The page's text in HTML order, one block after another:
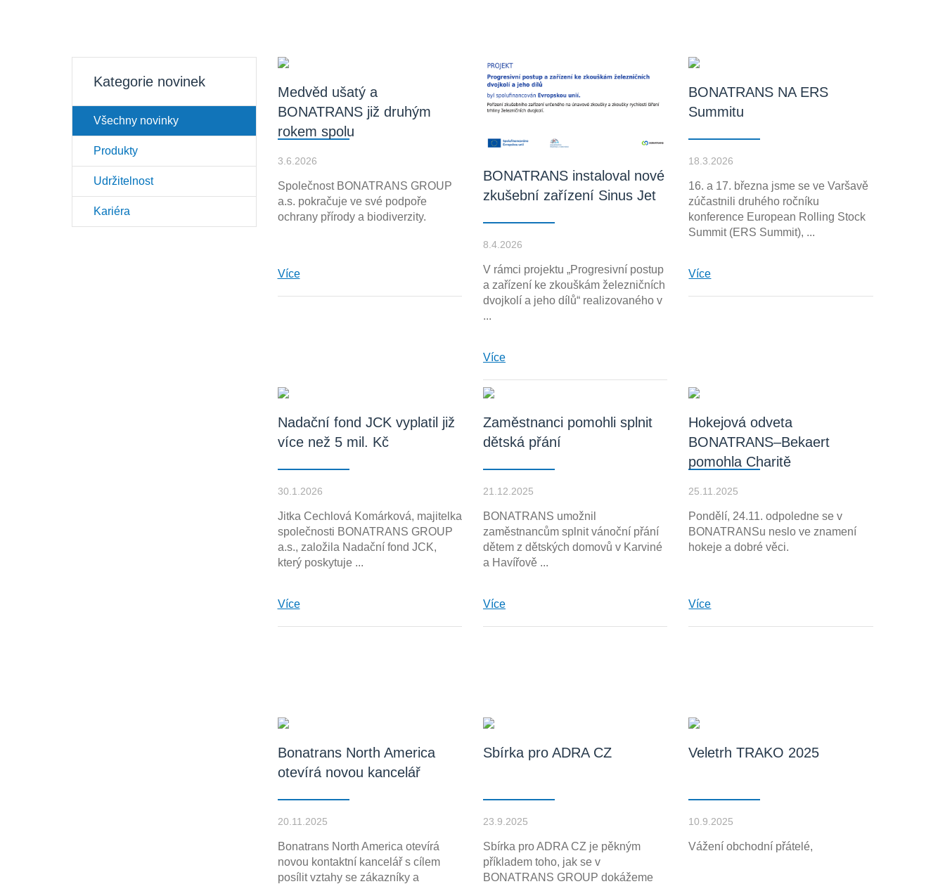
Kategorie novinek
Všechny novinky
Produkty
Udržitelnost
Kariéra
Medvěd ušatý a
BONATRANS již druhým
rokem spolu
3.6.2026
Společnost BONATRANS GROUP
a.s. pokračuje ve své podpoře
ochrany přírody a biodiverzity.
Více
BONATRANS instaloval nové
zkušební zařízení Sinus Jet
8.4.2026
V rámci projektu „Progresivní postup
a zařízení ke zkouškám železničních
dvojkolí a jeho dílů“ realizovaného v
...
Více
BONATRANS NA ERS
Summitu
18.3.2026
16. a 17. března jsme se ve Varšavě
zúčastnili druhého ročníku
konference European Rolling Stock
Summit (ERS Summit), ...
Více
Nadační fond JCK vyplatil již
více než 5 mil. Kč
30.1.2026
Jitka Cechlová Komárková, majitelka
společnosti BONATRANS GROUP
a.s., založila Nadační fond JCK,
který poskytuje ...
Více
Zaměstnanci pomohli splnit
dětská přání
21.12.2025
BONATRANS umožnil
zaměstnancům splnit vánoční přání
dětem z dětských domovů v Karviné
a Havířově ...
Více
Hokejová odveta
BONATRANS–Bekaert
pomohla Charitě
25.11.2025
Pondělí, 24.11. odpoledne se v
BONATRANSu neslo ve znamení
hokeje a dobré věci.
Více
Bonatrans North America
otevírá novou kancelář
20.11.2025
Bonatrans North America otevírá
novou kontaktní kancelář s cílem
posílit vztahy se zákazníky a
Sbírka pro ADRA CZ
23.9.2025
Sbírka pro ADRA CZ je pěkným
příkladem toho, jak se v
BONATRANS GROUP dokážeme
Veletrh TRAKO 2025
10.9.2025
Vážení obchodní přátelé,